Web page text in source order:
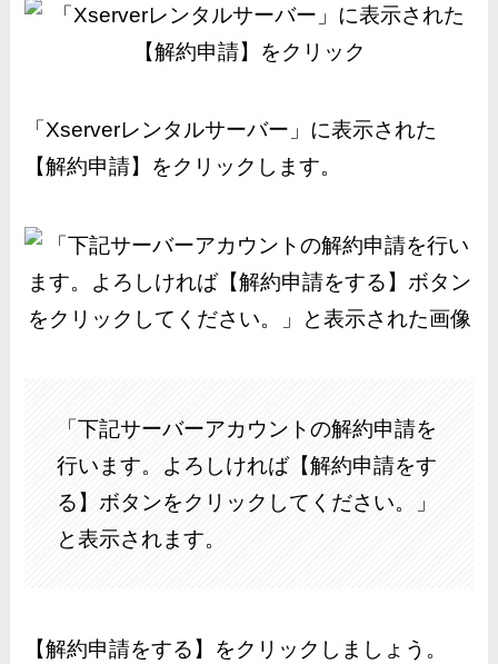
「Xserverレンタルサーバー」に表示された
【解約申請】をクリックします。
「下記サーバーアカウントの解約申請を
行います。よろしければ【解約申請をす
る】ボタンをクリックしてください。」
と表示されます。
【解約申請をする】をクリックしましょう。